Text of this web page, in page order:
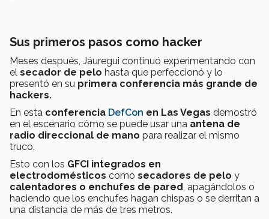
Sus primeros pasos como hacker
Meses después, Jáuregui continuó experimentando con
el secador de pelo hasta que perfeccionó y lo
presentó en su primera conferencia más grande de
hackers.
En esta conferencia DefCon en Las Vegas demostró
en el escenario cómo se puede usar una antena de
radio direccional de mano para realizar el mismo
truco.
Esto con los GFCI integrados en
electrodomésticos como secadores de pelo y
calentadores o enchufes de pared , apagándolos o
haciendo que los enchufes hagan chispas o se derritan a
una distancia de más de tres metros.